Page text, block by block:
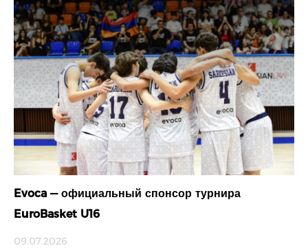
Evoca — официальный спонсор турнира
EuroBasket U16
09.07.2026